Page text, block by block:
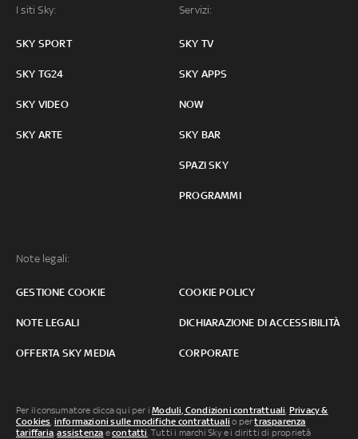
I siti Sky:
SKY SPORT
SKY TG24
SKY VIDEO
SKY ARTE
Servizi:
SKY TV
SKY APPS
NOW
SKY BAR
SPAZI SKY
PROGRAMMI
Note legali:
GESTIONE COOKIE COOKIE POLICY
NOTE LEGALI DICHIARAZIONE DI ACCESSIBILITÀ
OFFERTA SKY MEDIA CORPORATE
Per il consumatore clicca qui per iModuli, Condizioni contrattuali, Privacy &
Cookies, informazioni sulle modifiche contrattuali o pertrasparenza
tariffaria,assistenza econtatti. Tutti i marchi Sky e i diritti di proprietà